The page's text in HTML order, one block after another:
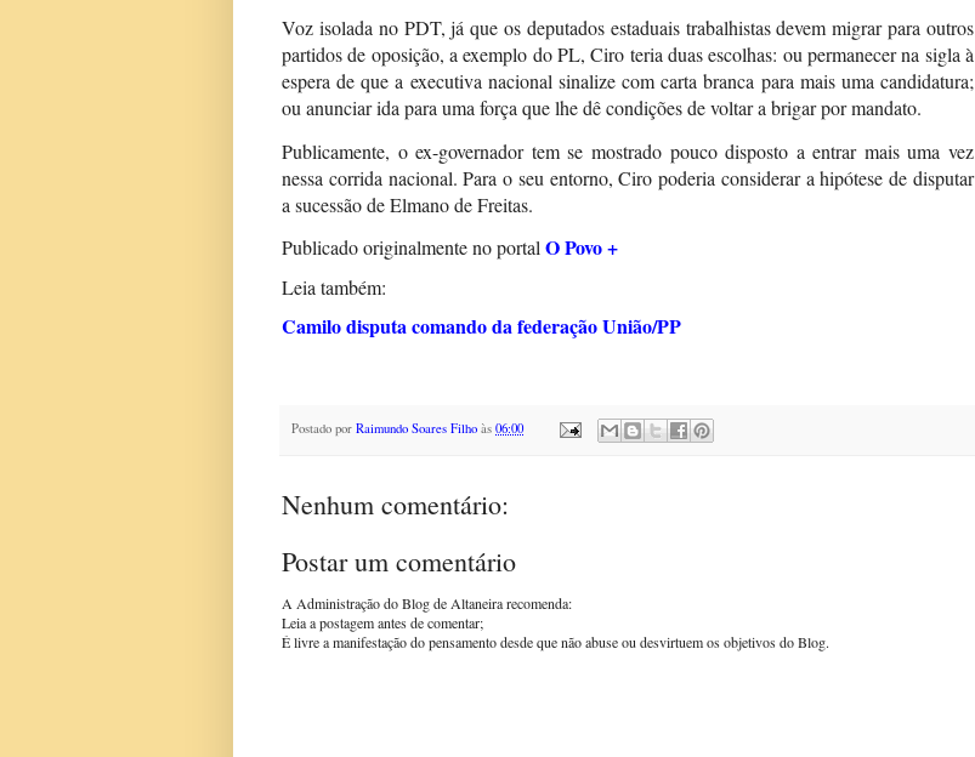
Voz isolada no PDT, já que os deputados estaduais trabalhistas devem migrar para outros
partidos de oposição, a exemplo do PL, Ciro teria duas escolhas: ou permanecer na sigla à
espera de que a executiva nacional sinalize com carta branca para mais uma candidatura;
ou anunciar ida para uma força que lhe dê condições de voltar a brigar por mandato.
Publicamente, o ex-governador tem se mostrado pouco disposto a entrar mais uma vez
nessa corrida nacional. Para o seu entorno, Ciro poderia considerar a hipótese de disputar
a sucessão de Elmano de Freitas.
Publicado originalmente no portal O Povo +
Leia também:
Camilo disputa comando da federação União/PP
Postado por Raimundo Soares Filho às 06:00
Nenhum comentário:
Postar um comentário
A Administração do Blog de Altaneira recomenda:
Leia a postagem antes de comentar;
É livre a manifestação do pensamento desde que não abuse ou desvirtuem os objetivos do Blog.